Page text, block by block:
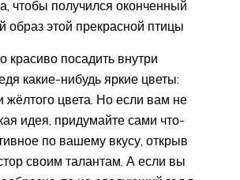
чтобы получился оконченный
образ этой прекрасной птицы
красиво посадить внутри
какие-нибудь яркие цветы:
жёлтого цвета. Но если вам не
идея, придумайте сами что-
по вашему вкусу, открыв
своим талантам. А если вы